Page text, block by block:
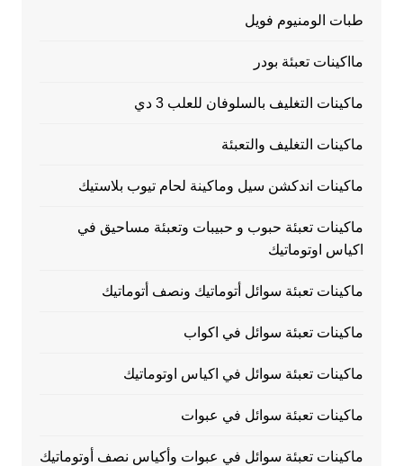
طبات الومنيوم فويل
مااكينات تعبئة بودر
ماكينات التغليف بالسلوفان للعلب 3 دي
ماكينات التغليف والتعبئة
ماكينات اندكشن سيل وماكينة لحام تيوب بلاستيك
ماكينات تعبئة حبوب و حبيبات وتعبئة مساحيق في
اكياس اوتوماتيك
ماكينات تعبئة سوائل أتوماتيك ونصف أتوماتيك
ماكينات تعبئة سوائل في اكواب
ماكينات تعبئة سوائل في اكياس اوتوماتيك
ماكينات تعبئة سوائل في عبوات
ماكينات تعبئة سوائل في عبوات وأكياس نصف أوتوماتيك